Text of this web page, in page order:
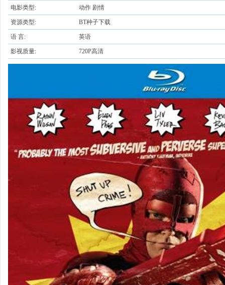
电影类型: 动作 剧情
资源类型: BT种子下载
语 言: 英语
影视质量: 720P高清